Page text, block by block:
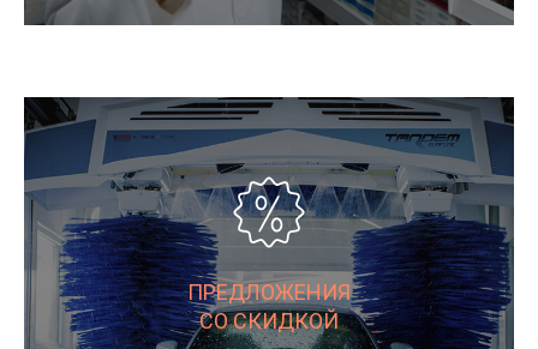
ПРЕДЛОЖЕНИЯ
СО СКИДКОЙ